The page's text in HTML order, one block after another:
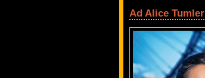
Ad Alice Tumler